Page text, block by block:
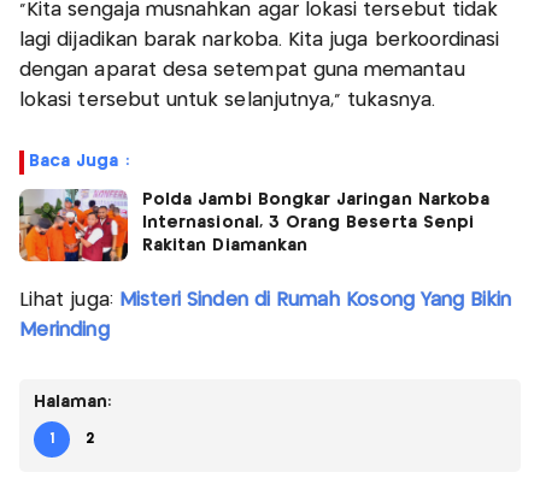
"Kita sengaja musnahkan agar lokasi tersebut tidak
lagi dijadikan barak narkoba. Kita juga berkoordinasi
dengan aparat desa setempat guna memantau
lokasi tersebut untuk selanjutnya," tukasnya.
Baca Juga :
Polda Jambi Bongkar Jaringan Narkoba
Internasional, 3 Orang Beserta Senpi
Rakitan Diamankan
Lihat juga: Misteri Sinden di Rumah Kosong Yang Bikin
Merinding
Halaman:
1 2